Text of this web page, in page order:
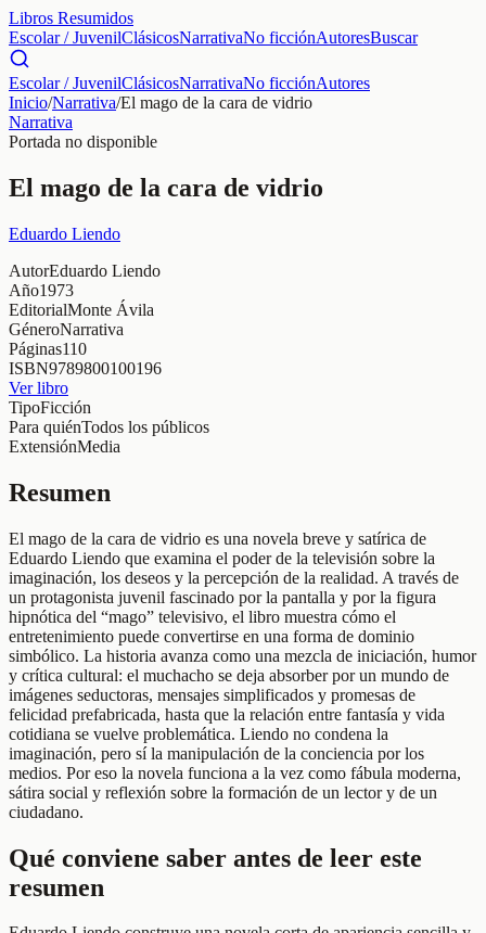
Libros Resumidos
Escolar / JuvenilClásicosNarrativaNo ficciónAutoresBuscar
Escolar / JuvenilClásicosNarrativaNo ficciónAutores
Inicio/Narrativa/El mago de la cara de vidrio
Narrativa
Portada no disponible
El mago de la cara de vidrio
Eduardo Liendo
AutorEduardo Liendo
Año1973
EditorialMonte Ávila
GéneroNarrativa
Páginas110
ISBN9789800100196
Ver libro
TipoFicción
Para quiénTodos los públicos
ExtensiónMedia
Resumen
El mago de la cara de vidrio es una novela breve y satírica de
Eduardo Liendo que examina el poder de la televisión sobre la
imaginación, los deseos y la percepción de la realidad. A través de
un protagonista juvenil fascinado por la pantalla y por la figura
hipnótica del “mago” televisivo, el libro muestra cómo el
entretenimiento puede convertirse en una forma de dominio
simbólico. La historia avanza como una mezcla de iniciación, humor
y crítica cultural: el muchacho se deja absorber por un mundo de
imágenes seductoras, mensajes simplificados y promesas de
felicidad prefabricada, hasta que la relación entre fantasía y vida
cotidiana se vuelve problemática. Liendo no condena la
imaginación, pero sí la manipulación de la conciencia por los
medios. Por eso la novela funciona a la vez como fábula moderna,
sátira social y reflexión sobre la formación de un lector y de un
ciudadano.
Qué conviene saber antes de leer este
resumen